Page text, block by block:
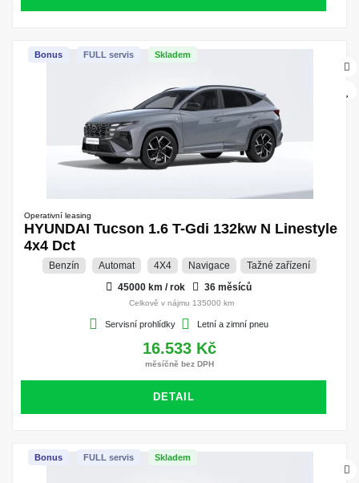
Skladem
FULL servis
Bonus
Operativní leasing
HYUNDAI Tucson 1.6 T-Gdi 132kw N Linestyle
4x4 Dct
Benzín Automat 4X4 Navigace
Tažné zařízení
45000 km / rok
36 měsíců
Celkově v nájmu 135000 km
Servisní prohlídky Letní a zimní pneu
16.533 Kč
měsíčně bez DPH
DETAIL
Skladem
FULL servis
Bonus